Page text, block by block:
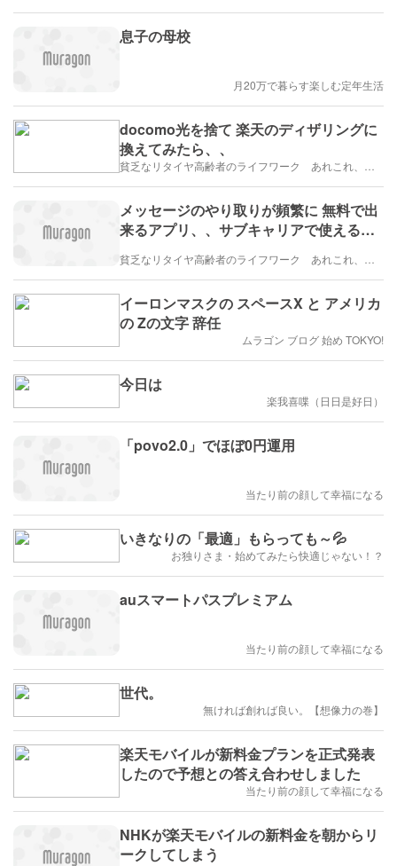
息子の母校
月20万で暮らす楽しむ定年生活
docomo光を捨て 楽天のディザリングに
換えてみたら、、
メッセージのやり取りが頻繁に 無料で出
来るアプリ、、サブキャリアで使える様
イーロンマスクの スペースX と アメリカ
の Zの文字 辞任
ムラゴン ブログ 始め TOKYO!
今日は
楽我喜喋（日日是好日）
「povo2.0」でほぼ0円運用
当たり前の顔して幸福になる
いきなりの「最適」もらっても～💦
お独りさま・始めてみたら快適じゃない！？
auスマートパスプレミアム
当たり前の顔して幸福になる
世代。
無ければ創れば良い。【想像力の巻】
楽天モバイルが新料金プランを正式発表
したので予想との答え合わせしました
当たり前の顔して幸福になる
NHKが楽天モバイルの新料金を朝からリ
ークしてしまう